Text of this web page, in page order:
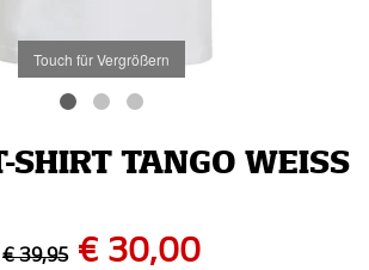
Touch für Vergrößern
TANGO WEISS
€ 39,95 € 30,00